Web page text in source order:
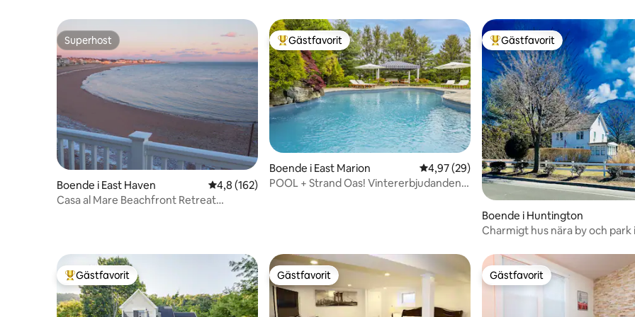
Superhost
Superhost
Boende i East Haven 4,8 av 5 i genomsnittligt betyg, 162 omdömen
4,8 (162)
Casa al Mare Beachfront Retreat
Populär gästfavorit
Gästfavorit
Boende i East Marion 4,97 av 5 i genomsnittligt betyg, 29
4,97 (29)
POOL + Strand Oas! Vintererbjudanden
Populär gästfavorit
Gästfavorit
Boende i Huntington
Charmigt hus nära by och park i
Populär gästfavorit
Gästfavorit Gästfavorit
Gästfavorit Gästfavorit
Gästfavorit